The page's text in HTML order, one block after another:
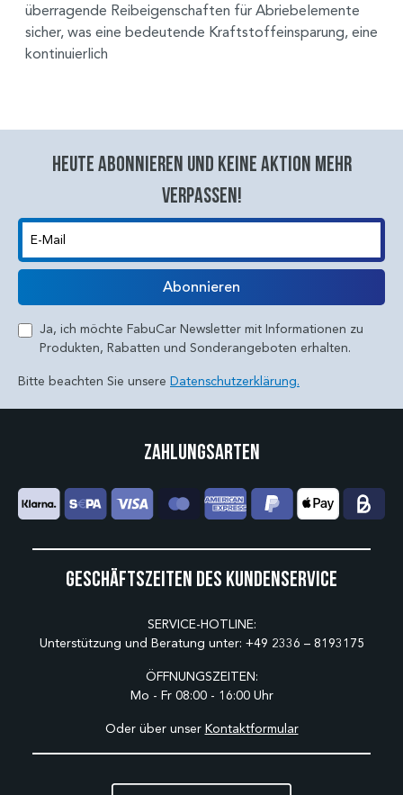
überragende Reibeigenschaften für Abriebelemente
sicher, was eine bedeutende Kraftstoffeinsparung, eine
kontinuierlich
Heute abonnieren und keine aktion mehr
verpassen!
E-Mail
Abonnieren
Ja, ich möchte FabuCar Newsletter mit Informationen zu
Produkten, Rabatten und Sonderangeboten erhalten.
Bitte beachten Sie unsere Datenschutzerklärung.
Geschäftszeiten des Kundenservice
SERVICE-HOTLINE:
Unterstützung und Beratung unter: +49 2336 – 8193175
ÖFFNUNGSZEITEN:
Mo - Fr 08:00 - 16:00 Uhr
Oder über unser Kontaktformular
Zahlungsarten